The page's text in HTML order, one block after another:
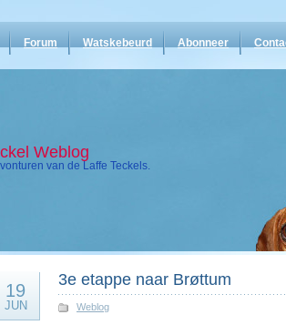
Forum Watskebeurd Abonneer
Weblog
van de Laffe Teckels.
19
JUN
3e etappe naar Brøttum
Weblog